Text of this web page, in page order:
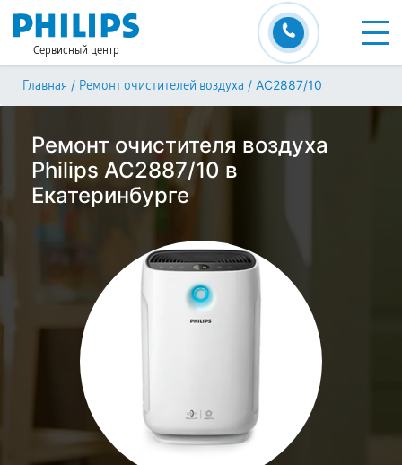
Сервисный центр
Главная / Ремонт очистителей воздуха / AC2887/10
Ремонт очистителя воздуха
Philips AC2887/10 в
Екатеринбурге